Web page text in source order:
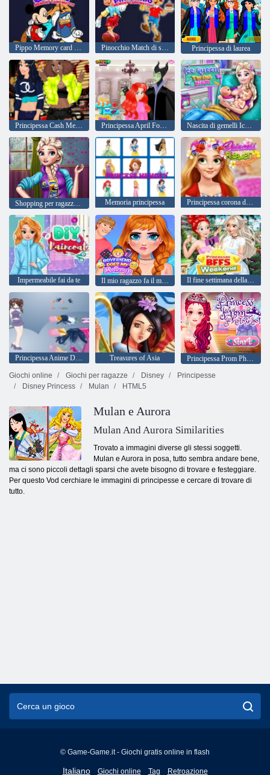
Pippo Memory card Match Pinocchio Match di scheda di memoria Principessa di laurea
Principessa Cash Me Outside Principessa April Fools Hair Salon Nascita di gemelli Ice Queen
Memoria principessa Principessa corona di fiori
Impermeabile fai da te Il mio ragazzo fa il mio trucco Il fine settimana della mia migliore amica principessa
Principessa Anime Dress Up Treasures of Asia
Principessa Prom Photoshoot
Giochi online
Giochi per ragazze Disney
Principesse
Disney Princess
Mulan HTML5
Mulan e Aurora
Mulan And Aurora Similarities
Trovato a immagini diverse gli stessi soggetti.
Mulan e Aurora in posa, tutto sembra andare bene,
ma ci sono piccoli dettagli sparsi che avete bisogno di trovare e festeggiare.
Per questo Vod cerchiare le immagini di principesse e cercare di trovare di
tutto.
© Game-Game.it - Giochi gratis online in flash
Italiano
English
Giochi online Tag Retroazione